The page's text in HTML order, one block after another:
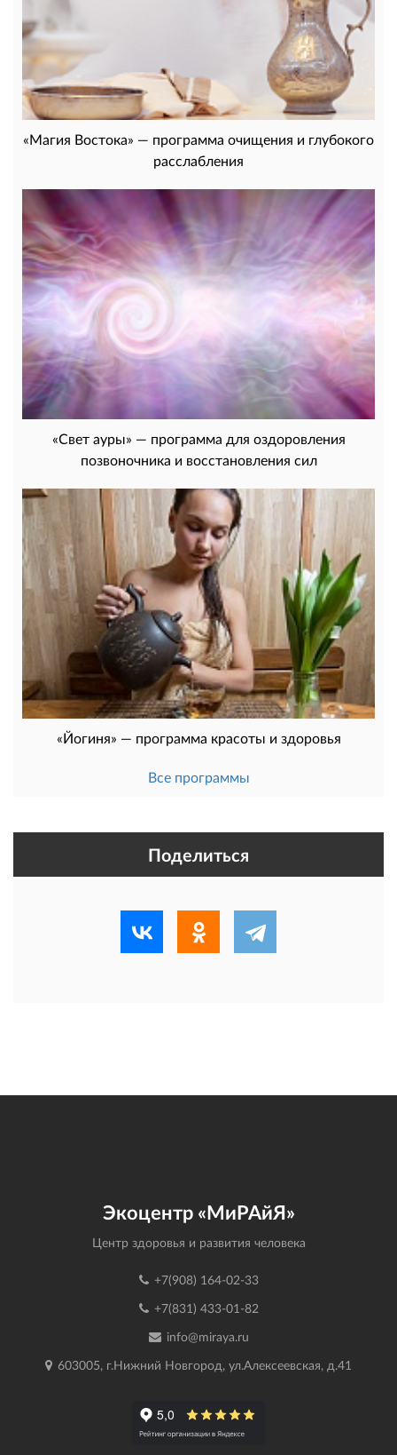
«Магия Востока» — программа очищения и глубокого
расслабления
«Свет ауры» — программа для оздоровления
позвоночника и восстановления сил
«Йогиня» — программа красоты и здоровья
Все программы
Поделиться
Экоцентр «МиРАйЯ»
Центр здоровья и развития человека
+7(908) 164-02-33
+7(831) 433-01-82
info@miraya.ru
603005, г.Нижний Новгород, ул.Алексеевская, д.41